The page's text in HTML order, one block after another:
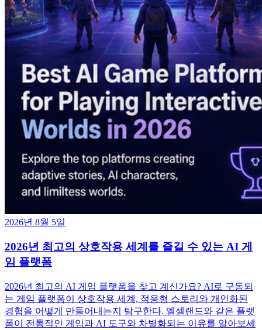
2026년 8월 5일
2026년 최고의 상호작용 세계를 즐길 수 있는 AI 게
임 플랫폼
2026년 최고의 AI 게임 플랫폼을 찾고 계신가요? AI로 구동되
는 게임 플랫폼이 상호작용 세계, 적응형 스토리와 개인화된
경험을 어떻게 만들어내는지 탐구한다. 엘셀랜드와 같은 플랫
폼이 전통적인 게임과 AI 도구와 차별화되는 이유를 알아보세